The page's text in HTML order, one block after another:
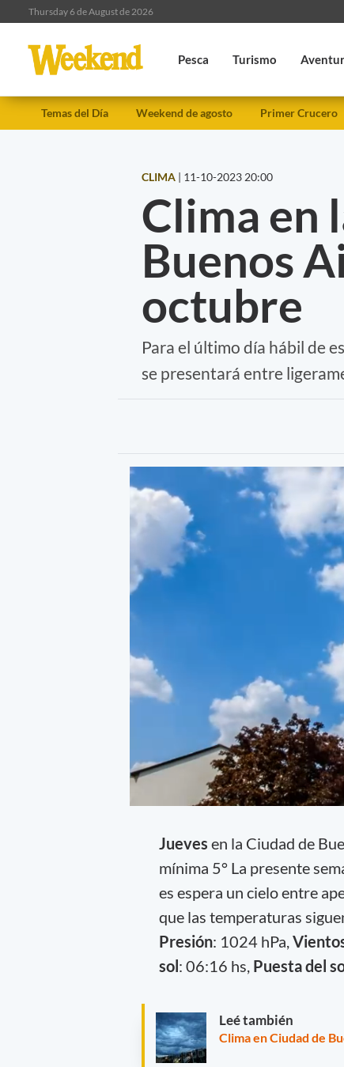
Thursday 6 de August de 2026
Pesca Turismo
Temas del Día Weekend de agosto Primer Crucero
CLIMA | 11-10-2023 20:00
Clima en
Buenos
octubre
Para el último día hábil de
se presentará entre
Jueves en la Ciudad de
mínima 5° La presente
es espera un cielo entre
que las temperaturas
Presión: 1024 hPa,
sol: 06:16 hs, Puesta del
Leé también
Clima en Ciudad de